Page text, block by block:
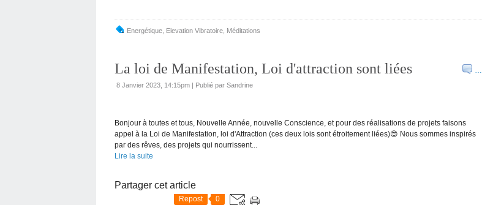
Energétique, Elevation Vibratoire Méditations
…
La loi de Manifestation, Loi d'attraction sont liées
8 Janvier 2023, 14:15pm | Publié par Sandrine
Bonjour à toutes et tous, Nouvelle Année, nouvelle Conscience, et pour des réalisations de projets faisons
appel à la Loi de Manifestation, loi d'Attraction (ces deux lois sont étroitement liées)😍 Nous sommes inspirés
par des rêves, des projets qui nourrissent...
Lire la suite
Partager cet article
Repost 0